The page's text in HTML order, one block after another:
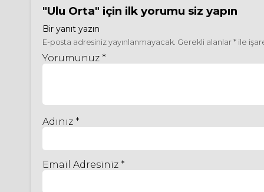
"Ulu Orta" için ilk yorumu siz yapın
Bir yanıt yazın
E-posta adresiniz yayınlanmayacak. Gerekli alanlar* ile
Yorumunuz *
Adınız *
Email Adresiniz *